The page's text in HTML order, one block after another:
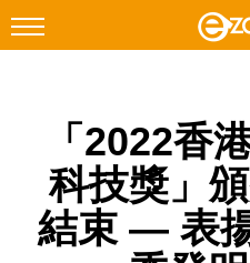
Facebook Instagram
科技焦點
網絡生活
「2022香
科技獎」
結束 — 表